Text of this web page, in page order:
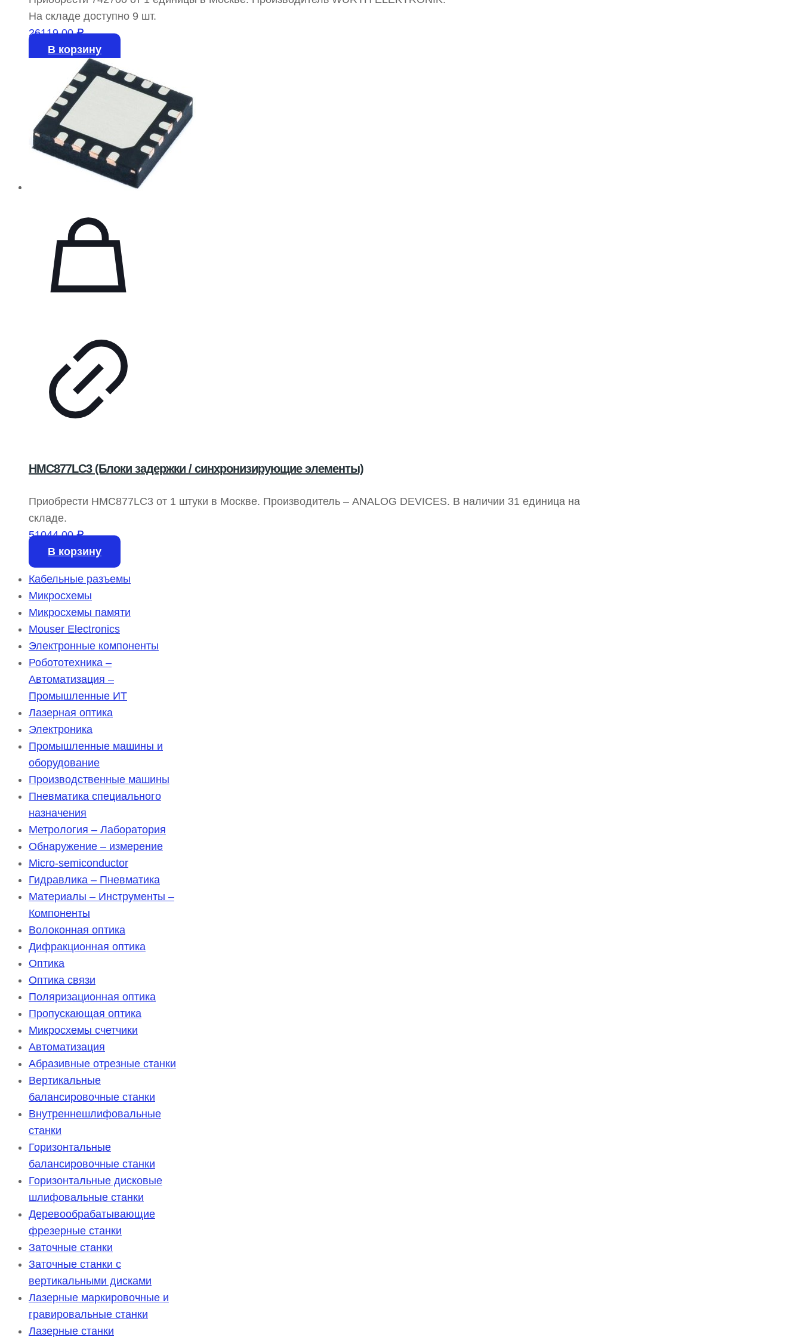
На складе доступно 9 шт.
26119,00₽
В корзину
HMC877LC3 (Блоки задержки / синхронизирующие элементы)
Приобрести HMC877LC3 от 1 штуки в Москве. Производитель – ANALOG DEVICES. В наличии 31 единица на
складе.
51044,00₽
В корзину
Кабельные разъемы
Микросхемы
Микросхемы памяти
Mouser Electronics
Электронные компоненты
Робототехника –
Автоматизация –
Промышленные ИТ
Лазерная оптика
Электроника
Промышленные машины и
оборудование
Производственные машины
Пневматика специального
назначения
Метрология – Лаборатория
Обнаружение – измерение
Micro-semiconductor
Гидравлика – Пневматика
Материалы – Инструменты –
Компоненты
Волоконная оптика
Дифракционная оптика
Оптика
Оптика связи
Поляризационная оптика
Пропускающая оптика
Микросхемы счетчики
Автоматизация
Абразивные отрезные станки
Вертикальные
балансировочные станки
Внутреннешлифовальные
станки
Горизонтальные
балансировочные станки
Горизонтальные дисковые
шлифовальные станки
Деревообрабатывающие
фрезерные станки
Заточные станки
Заточные станки с
вертикальными дисками
Лазерные маркировочные и
гравировальные станки
Лазерные станки